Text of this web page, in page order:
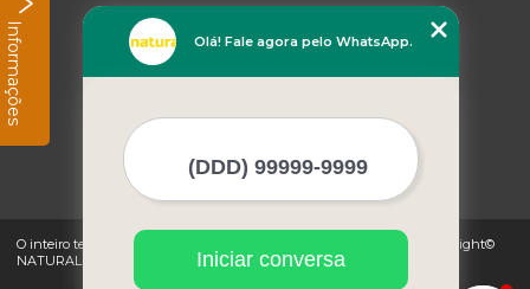
Empresa
Missão
Mapa do site
O inteiro teor deste site está sujeito à proteção de direitos autorais. Copyright©
NATURAL GAS (Lei 9610 de 19/02/1998)
Olá! Fale agora pelo WhatsApp.
Iniciar conversa
Informações